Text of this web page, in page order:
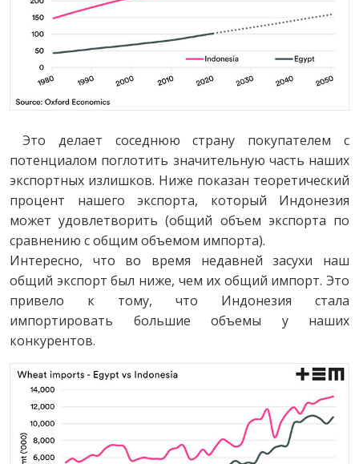
Это делает соседнюю страну покупателем с
потенциалом поглотить значительную часть наших
экспортных излишков. Ниже показан теоретический
процент нашего экспорта, который Индонезия
может удовлетворить (общий объем экспорта по
сравнению с общим объемом импорта).
Интересно, что во время недавней засухи наш
общий экспорт был ниже, чем их общий импорт. Это
привело к тому, что Индонезия стала
импортировать большие объемы у наших
конкурентов.